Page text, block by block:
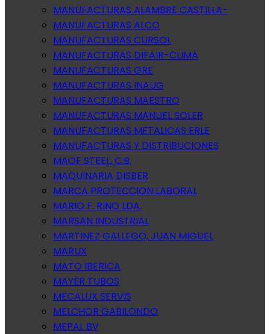
MANUFACTURAS ALAMBRE CASTILLA-
MANUFACTURAS ALCO
MANUFACTURAS CURSOL
MANUFACTURAS DIFAIR-CLIMA
MANUFACTURAS GRE
MANUFACTURAS INAUG
MANUFACTURAS MAESTRO
MANUFACTURAS MANUEL SOLER
MANUFACTURAS METALICAS ERLE
MANUFACTURAS Y DISTRIBUCIONES
MAOF STEEL, C.B.
MAQUINARIA DISBER
MARCA PROTECCION LABORAL
MARIO F. RINO LDA.
MARSAN INDUSTRIAL
MARTINEZ GALLEGO, JUAN MIGUEL
MARUX
MATO IBERICA
MAYER TUBOS
MECALUX SERVIS
MELCHOR GABILONDO
MEPAL BV